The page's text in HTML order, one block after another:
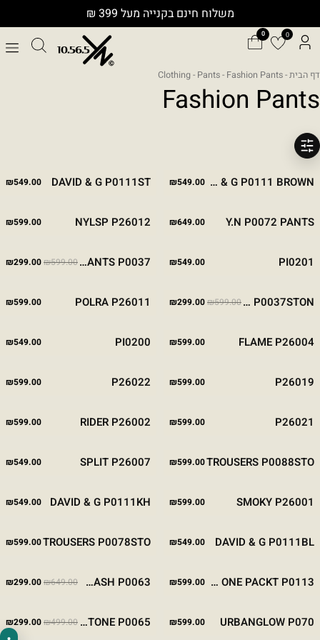
משלוח חינם בקנייה מעל 399 ₪
0
דף הבית-
Clothing- Pants- Fashion Pants
Fashion Pants
מסננים
BROWN
DAVID & G P0111 BROWN
₪549.00
STONE
DAVID & G P0111ST
₪549.00
BLACK
STONE
Y.N P0072 PANTS
₪649.00
BLACK
BROWN
KHAKI
NAVY
NYLSP P26012
₪599.00
BLACKPI0201
₪549.00
מבצע
BLACK
CLASSIC PANTS P0037
₪599.00
₪299.00
מבצע
STONE
CLASSIC PANTS P0037STON
₪599.00
₪299.00
BLACK
BROWN
KHAKI
NAVY
POLRA P26011
₪599.00
BLACK
BROWN
WHITEFLAME P26004
₪599.00
BLACKPI0200
₪549.00
BEIGE
P26019
₪599.00
BLACK
BROWNP26022
₪599.00
BLACK
BROWNP26021
₪599.00
BLACK
BROWN
RIDER P26002
₪599.00
STONE
TROUSERS P0088STO
₪599.00
BLACK
BROWN
STONESPLIT P26007
₪549.00
BROWN
NAVY
SMOKY P26001
₪599.00
KHAKI
DAVID & G P0111KH
₪549.00
BLACK
DAVID & G P0111BL
₪549.00
STONE
TROUSERS P0078STO
₪599.00
BLACK
STONE
YN ONE PACKT P0113
₪599.00
מבצע
BLACK
BEIGEZENWASH P0063
₪649.00
₪299.00
BLACK
URBANGLOW P070
₪599.00
מבצע
-40%
BROWN
CAMEL
KHAKI
STONE SOULTONE P0065
₪499.00
₪299.00